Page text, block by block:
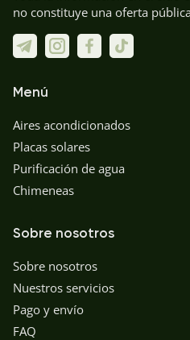
no constituye una oferta
Menú
Aires acondicionados
Placas solares
Purificación de agua
Chimeneas
Sobre nosotros
Sobre nosotros
Nuestros servicios
Pago y envío
FAQ